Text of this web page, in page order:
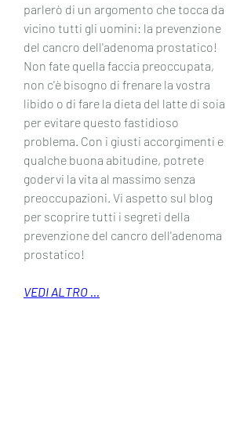
parlerò di un argomento che tocca da
vicino tutti gli uomini: la prevenzione
del cancro dell'adenoma prostatico!
Non fate quella faccia preoccupata,
non c'è bisogno di frenare la vostra
libido o di fare la dieta del latte di soia
per evitare questo fastidioso
problema. Con i giusti accorgimenti e
qualche buona abitudine, potrete
godervi la vita al massimo senza
preoccupazioni. Vi aspetto sul blog
per scoprire tutti i segreti della
prevenzione del cancro dell'adenoma
prostatico!
VEDI ALTRO ...